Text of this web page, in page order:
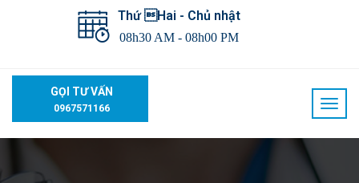
Thứ Hai - Chủ nhật
08h30 AM - 08h00 PM
GỌI TƯ VẤN
0967571166